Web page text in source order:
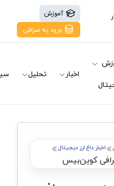
آموزش
ورود به صرافی
اخبار تحلیل
اخبار داغ ارز دیجیتال